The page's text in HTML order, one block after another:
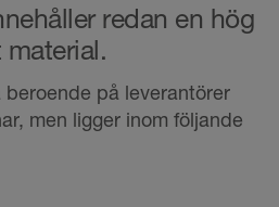
redan en hög
på leverantörer
men ligger inom följande